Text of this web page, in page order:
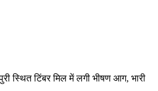
स्थित टिंबर मिल में लगी भीषण आग, भारी